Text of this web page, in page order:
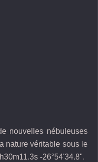
nouvelles nébuleuses
nature véritable sous le
-26°54'34.8".